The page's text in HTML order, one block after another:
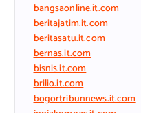
bangsaonline.it.com
beritajatim.it.com
beritasatu.it.com
bernas.it.com
bisnis.it.com
brilio.it.com
bogortribunnews.it.com